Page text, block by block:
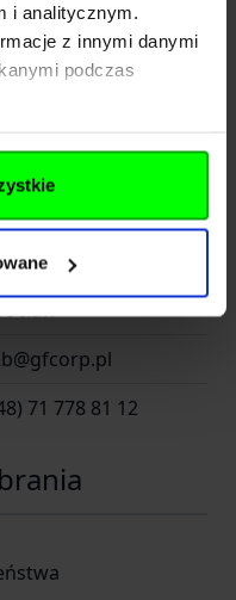
i analitycznym.
z innymi danymi
podczas
Długosza 42-46
162
71 778 81 12